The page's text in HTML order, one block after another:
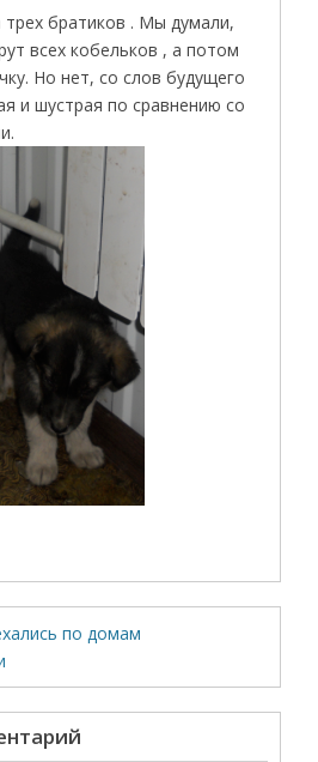
трех братиков . Мы думали,
всех кобельков , а потом
Но нет, со слов будущего
и шустрая по сравнению со
по домам